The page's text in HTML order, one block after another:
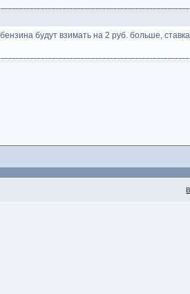
будут взимать на 2 руб. больше,